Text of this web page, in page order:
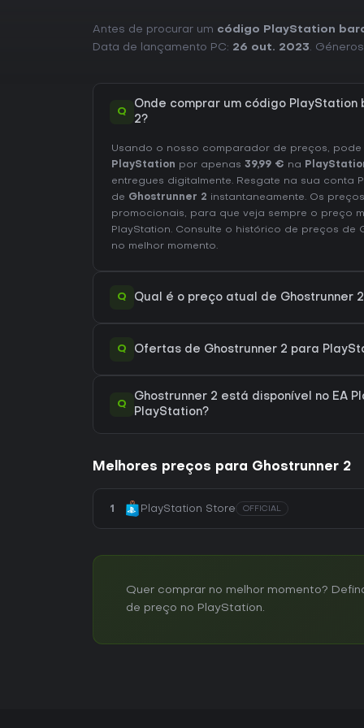
Antes de procurar um código PlayStation
Data de lançamento PC: 26 out. 2023.
Q
Onde comprar um código PlayStation
2?
Usando o nosso comparador de preços,
PlayStation por apenas 39,99 € na
entregues digitalmente. Resgate na sua conta
de Ghostrunner 2 instantaneamente. Os
promocionais, para que veja sempre o preço
PlayStation. Consulte o histórico de preços de
no melhor momento.
Q Qual é o preço atual de Ghostrunner
Q Ofertas de Ghostrunner 2 para
Q
Ghostrunner 2 está disponível no EA
PlayStation?
Melhores preços para Ghostrunner 2
1 PlayStation Store OFFICIAL
Quer comprar no melhor momento?
de preço no PlayStation.